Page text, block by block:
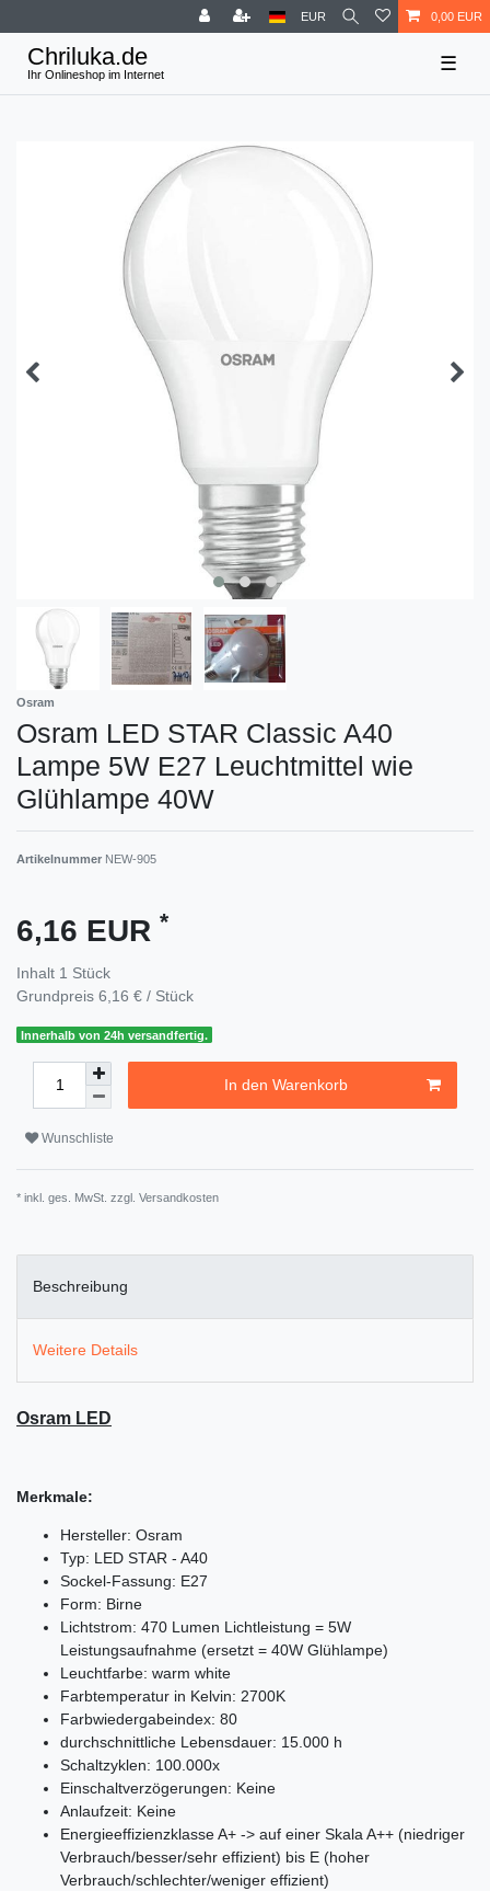
EUR 0,00 EUR
☰
Osram
Osram LED STAR Classic A40
Lampe 5W E27 Leuchtmittel wie
Glühlampe 40W
Artikelnummer NEW-905
6,16 EUR *
Inhalt 1 Stück
Grundpreis 6,16 € / Stück
Innerhalb von 24h versandfertig.
In den Warenkorb
Wunschliste
* inkl. ges. MwSt. zzgl. Versandkosten
Beschreibung
Weitere Details
Osram LED
Merkmale:
Hersteller: Osram
Typ: LED STAR - A40
Sockel-Fassung: E27
Form: Birne
Lichtstrom: 470 Lumen Lichtleistung = 5W
Leistungsaufnahme (ersetzt = 40W Glühlampe)
Leuchtfarbe: warm white
Farbtemperatur in Kelvin: 2700K
Farbwiedergabeindex: 80
durchschnittliche Lebensdauer: 15.000 h
Schaltzyklen: 100.000x
Einschaltverzögerungen: Keine
Anlaufzeit: Keine
Energieeffizienzklasse A+ -> auf einer Skala A++ (niedriger
Verbrauch/besser/sehr effizient) bis E (hoher
Verbrauch/schlechter/weniger effizient)